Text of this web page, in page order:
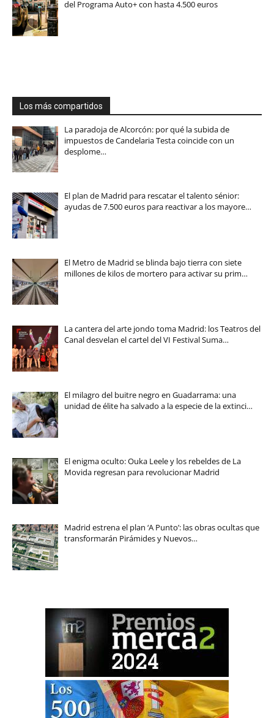
del Programa Auto+ con hasta 4.500 euros
Los más compartidos
La paradoja de Alcorcón: por qué la subida de
impuestos de Candelaria Testa coincide con un
desplome…
El plan de Madrid para rescatar el talento sénior:
ayudas de 7.500 euros para reactivar a los mayore…
El Metro de Madrid se blinda bajo tierra con siete
millones de kilos de mortero para activar su prim…
La cantera del arte jondo toma Madrid: los Teatros del
Canal desvelan el cartel del VI Festival Suma…
El milagro del buitre negro en Guadarrama: una
unidad de élite ha salvado a la especie de la extinci…
El enigma oculto: Ouka Leele y los rebeldes de La
Movida regresan para revolucionar Madrid
Madrid estrena el plan ‘A Punto’: las obras ocultas que
transformarán Pirámides y Nuevos…